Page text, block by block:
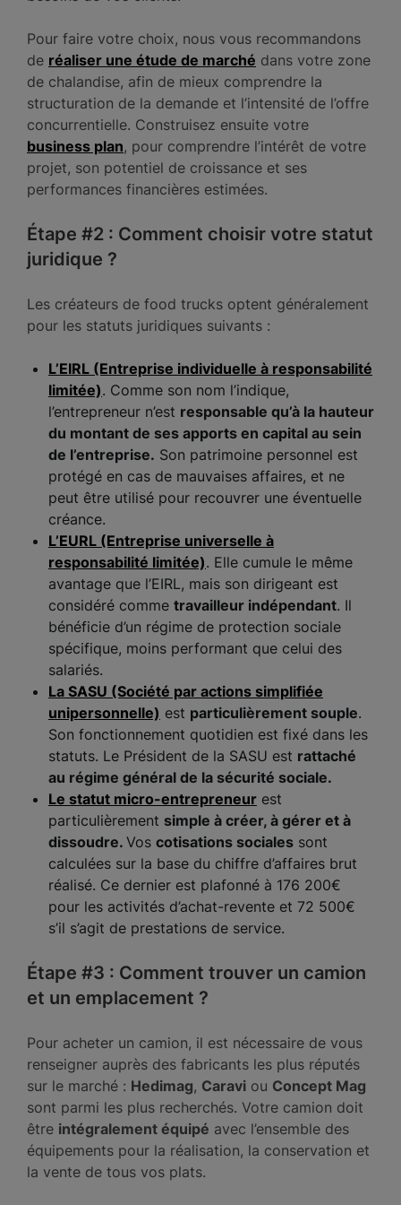
Pour faire votre choix, nous vous recommandons
de réaliser une étude de marché dans votre zone
de chalandise, afin de mieux comprendre la
structuration de la demande et l’intensité de l’offre
concurrentielle. Construisez ensuite votre
business plan, pour comprendre l’intérêt de votre
projet, son potentiel de croissance et ses
performances financières estimées.
Étape #2 : Comment choisir votre statut
juridique ?
Les créateurs de food trucks optent généralement
pour les statuts juridiques suivants :
L’EIRL (Entreprise individuelle à responsabilité
limitée). Comme son nom l’indique,
l’entrepreneur n’est responsable qu’à la hauteur
du montant de ses apports en capital au sein
de l’entreprise. Son patrimoine personnel est
protégé en cas de mauvaises affaires, et ne
peut être utilisé pour recouvrer une éventuelle
créance.
L’EURL (Entreprise universelle à
responsabilité limitée). Elle cumule le même
avantage que l’EIRL, mais son dirigeant est
considéré comme travailleur indépendant. Il
bénéficie d’un régime de protection sociale
spécifique, moins performant que celui des
salariés.
La SASU (Société par actions simplifiée
unipersonnelle) est particulièrement souple.
Son fonctionnement quotidien est fixé dans les
statuts. Le Président de la SASU est rattaché
au régime général de la sécurité sociale.
Le statut micro-entrepreneur est
particulièrement simple à créer, à gérer et à
dissoudre. Vos cotisations sociales sont
calculées sur la base du chiffre d’affaires brut
réalisé. Ce dernier est plafonné à 176 200€
pour les activités d’achat-revente et 72 500€
s’il s’agit de prestations de service.
Étape #3 : Comment trouver un camion
et un emplacement ?
Pour acheter un camion, il est nécessaire de vous
renseigner auprès des fabricants les plus réputés
sur le marché : Hedimag, Caravi ou Concept Mag
sont parmi les plus recherchés. Votre camion doit
être intégralement équipé avec l’ensemble des
équipements pour la réalisation, la conservation et
la vente de tous vos plats.